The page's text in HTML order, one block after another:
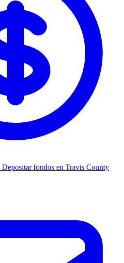
Depositar fondos en Travis County